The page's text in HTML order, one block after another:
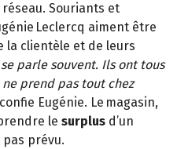
Souriants et
Leclercq aiment être
la clientèle et de leurs
se parle souvent. Ils ont tous
prend pas tout chez
Eugénie. Le magasin,
le surplus d’un
pas prévu.